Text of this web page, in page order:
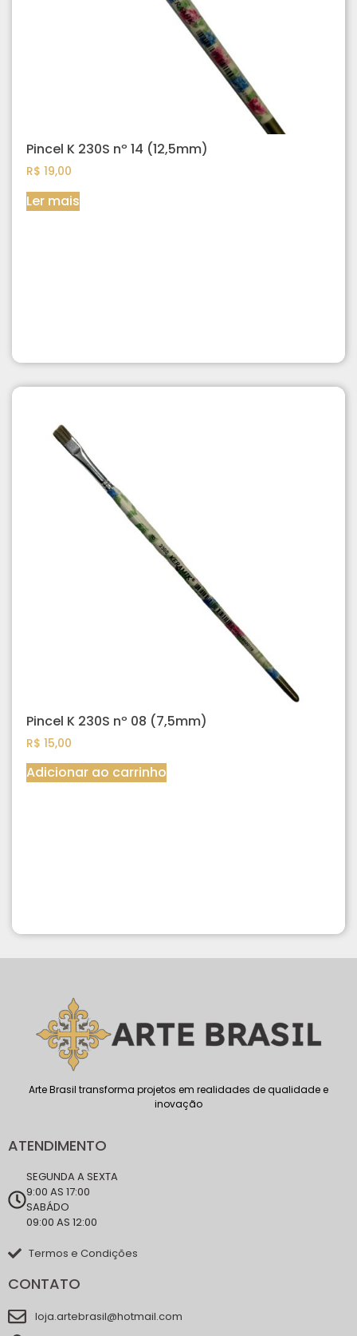
Pincel K 230S nº 14 (12,5mm)
R$ 19,00
Ler mais
Pincel K 230S nº 08 (7,5mm)
R$ 15,00
Adicionar ao carrinho
Arte Brasil transforma projetos em realidades de qualidade e
inovação
ATENDIMENTO
SEGUNDA A SEXTA
9:00 AS 17:00
SABÁDO
09:00 AS 12:00
Termos e Condições
CONTATO
loja.artebrasil@hotmail.com